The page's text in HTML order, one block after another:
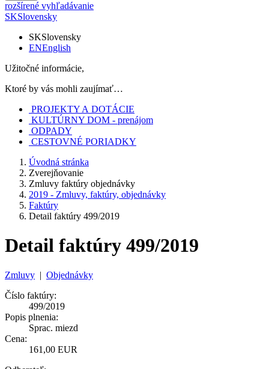
rozšírené vyhľadávanie
SKSlovensky
SKSlovensky
ENEnglish
Užitočné informácie,
Ktoré by vás mohli zaujímať…
PROJEKTY A DOTÁCIE
KULTÚRNY DOM - prenájom
ODPADY
CESTOVNÉ PORIADKY
Úvodná stránka
Zverejňovanie
Zmluvy faktúry objednávky
2019 - Zmluvy, faktúry, objednávky
Faktúry
Detail faktúry 499/2019
Detail faktúry 499/2019
Zmluvy | Objednávky
Číslo faktúry:
499/2019
Popis plnenia:
Sprac. miezd
Cena:
161,00 EUR